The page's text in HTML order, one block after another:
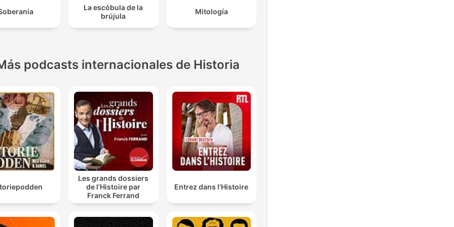
La escóbula de la
brújula
Mitología
podcasts internacionales de Historia
Les grands dossiers
de l'Histoire par
Franck Ferrand
Entrez dans l'Histoire